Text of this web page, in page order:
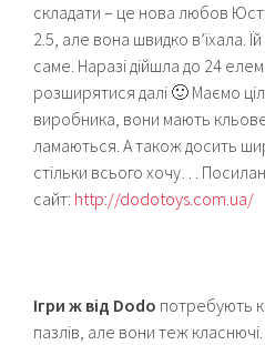
складати – це нова любов
2.5, але вона швидко в’їхала.
саме. Наразі дійшла до 24
розширятися далі 🙂 Маємо
виробника, вони мають
ламаються. А також досить
стільки всього хочу…
сайт: http://dodotoys.com.ua/
Ігри ж від Dodo потребують
пазлів, але вони теж